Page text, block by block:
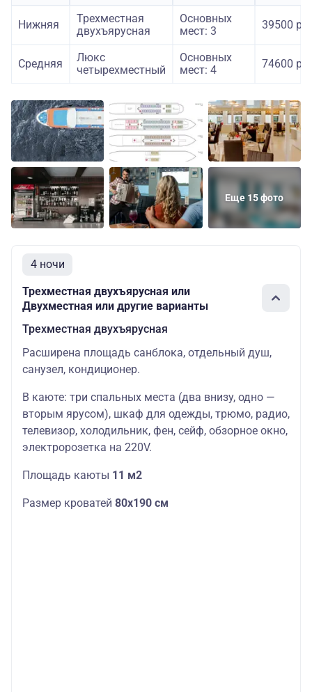
Нижняя
Трехместная
двухъярусная
Основных
мест: 3
39500
Средняя
Люкс
четырехместный
Основных
мест: 4
74600
Еще 15 фото
4 ночи
Трехместная двухъярусная или
Двухместная или другие варианты
Трехместная двухъярусная
Расширена площадь санблока, отдельный душ,
санузел, кондиционер.
В каюте: три спальных места (два внизу, одно —
вторым ярусом), шкаф для одежды, трюмо, радио,
телевизор, холодильник, фен, сейф, обзорное окно,
электророзетка на 220V.
Площадь каюты 11 м2
Размер кроватей 80х190 см